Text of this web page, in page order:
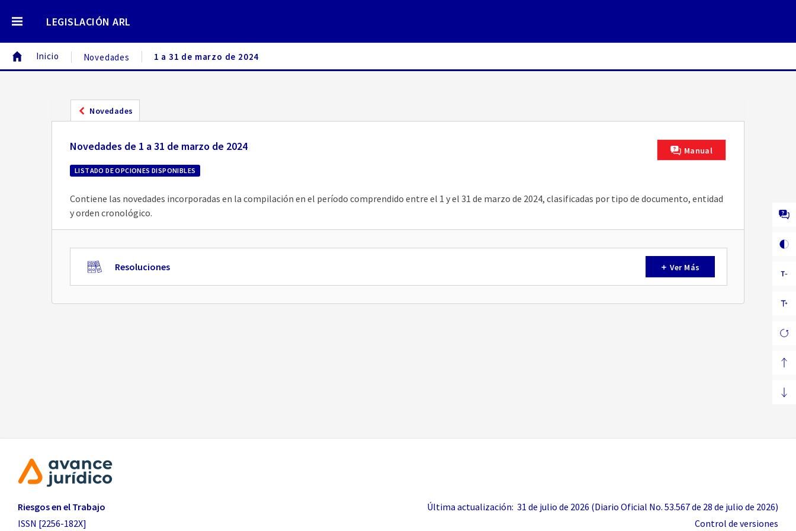
LEGISLACIÓN ARL
Inicio Novedades 1 a 31 de marzo de 2024
Novedades
Novedades de 1 a 31 de marzo de 2024
LISTADO DE OPCIONES DISPONIBLES
Contiene las novedades incorporadas en la compilación en el período comprendido entre el 1 y el 31 de marzo de 2024, clasificadas por tipo de documento, entidad
y orden cronológico.
Manual
Resoluciones Ver Más
Riesgos en el Trabajo
ISSN [2256-182X]
Última actualización: 31 de julio de 2026 (Diario Oficial No. 53.567 de 28 de julio de 2026)
Control de versiones